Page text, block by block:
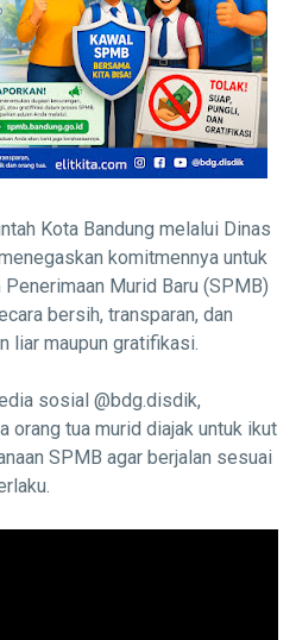
Kota Bandung melalui Dinas
komitmennya untuk
Murid Baru (SPMB)
bersih, transparan, dan
liar maupun gratifikasi.
sosial @bdg.disdik,
orang tua murid diajak untuk ikut
SPMB agar berjalan sesuai